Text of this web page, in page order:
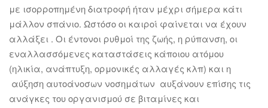
με ισορροπημένη διατροφή ήταν μέχρι σήμερα κάτι
μάλλον σπάνιο. Ωστόσο οι καιροί φαίνεται να έχουν
αλλάξει . Οι έντονοι ρυθμοί της ζωής, η ρύπανση, οι
εναλλασσόμενες καταστάσεις κάποιου ατόμου
(ηλικία, ανάπτυξη, ορμονικές αλλαγές κλπ) και η
αύξηση αυτοάνοσων νοσημάτων αυξάνουν επίσης τις
ανάγκες του οργανισμού σε βιταμίνες και